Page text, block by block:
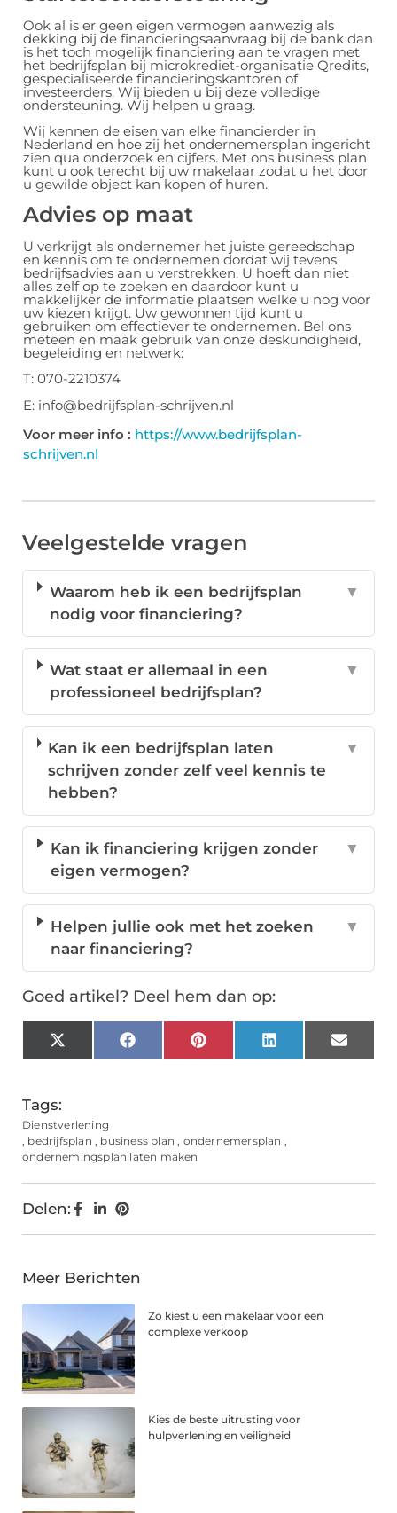
Ook al is er geen eigen vermogen aanwezig als
dekking bij de financieringsaanvraag bij de bank dan
is het toch mogelijk financiering aan te vragen met
het bedrijfsplan bij microkrediet-organisatie Qredits,
gespecialiseerde financieringskantoren of
investeerders. Wij bieden u bij deze volledige
ondersteuning. Wij helpen u graag.
Wij kennen de eisen van elke financierder in
Nederland en hoe zij het ondernemersplan ingericht
zien qua onderzoek en cijfers. Met ons business plan
kunt u ook terecht bij uw makelaar zodat u het door
u gewilde object kan kopen of huren.
Advies op maat
U verkrijgt als ondernemer het juiste gereedschap
en kennis om te ondernemen dordat wij tevens
bedrijfsadvies aan u verstrekken. U hoeft dan niet
alles zelf op te zoeken en daardoor kunt u
makkelijker de informatie plaatsen welke u nog voor
uw kiezen krijgt. Uw gewonnen tijd kunt u
gebruiken om effectiever te ondernemen. Bel ons
meteen en maak gebruik van onze deskundigheid,
begeleiding en netwerk:
T: 070-2210374
E: info@bedrijfsplan-schrijven.nl
Voor meer info : https://www.bedrijfsplan-
schrijven.nl
Veelgestelde vragen
Waarom heb ik een bedrijfsplan
nodig voor financiering?
▼
Wat staat er allemaal in een
professioneel bedrijfsplan?
▼
Kan ik een bedrijfsplan laten
schrijven zonder zelf veel kennis te
hebben?
▼
Kan ik financiering krijgen zonder
eigen vermogen?
▼
Helpen jullie ook met het zoeken
naar financiering?
▼
Goed artikel? Deel hem dan op:
X
(Twitter)
FacebookPinterestLinkedInEmail
Tags:
Dienstverlening
, bedrijfsplan , business plan , ondernemersplan ,
ondernemingsplan laten maken
Delen:
Meer Berichten
Zo kiest u een makelaar voor een
complexe verkoop
Kies de beste uitrusting voor
hulpverlening en veiligheid